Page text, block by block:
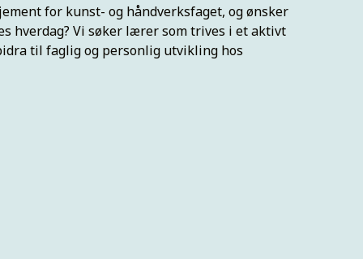
for kunst- og håndverksfaget, og ønsker
hverdag? Vi søker lærer som trives i et aktivt
til faglig og personlig utvikling hos